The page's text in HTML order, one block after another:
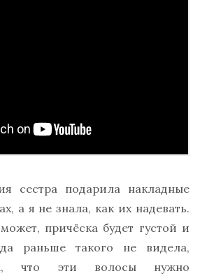
сестра подарила накладные
а я не знала, как их надевать.
причёска будет густой и
раньше такого не видела,
что эти волосы нужно